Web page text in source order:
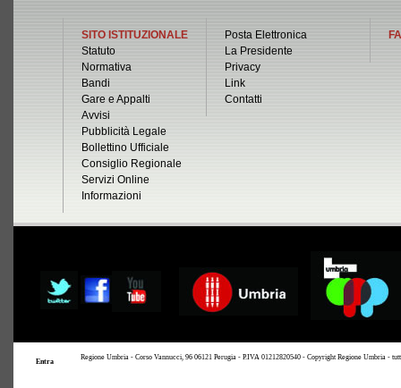
SITO ISTITUZIONALE
Statuto
Normativa
Bandi
Gare e Appalti
Avvisi
Pubblicità Legale
Bollettino Ufficiale
Consiglio Regionale
Servizi Online
Informazioni
Posta Elettronica
La Presidente
Privacy
Link
Contatti
Entra
Regione Umbria - Corso Vannucci, 96 06121 Perugia - P.IVA 01212820540 - Copyright Regione Umbria -